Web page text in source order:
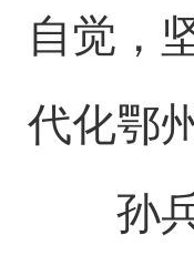
自觉，
代化鄂
孙兵